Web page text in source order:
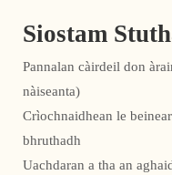
Siostam
Pannalan càirdeil don
nàiseanta)
Crìochnaidhean le
bhruthadh
Uachdaran a tha an